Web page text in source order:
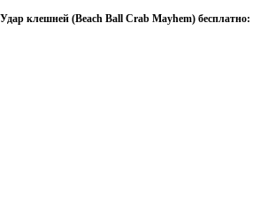
клешней (Beach Ball Crab Mayhem) бесплатно: